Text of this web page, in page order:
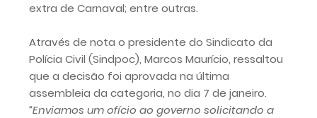
extra de Carnaval; entre outras.
Através de nota o presidente do Sindicato da
Polícia Civil (Sindpoc), Marcos Maurício, ressaltou
que a decisão foi aprovada na última
assembleia da categoria, no dia 7 de janeiro.
“Enviamos um ofício ao governo solicitando a